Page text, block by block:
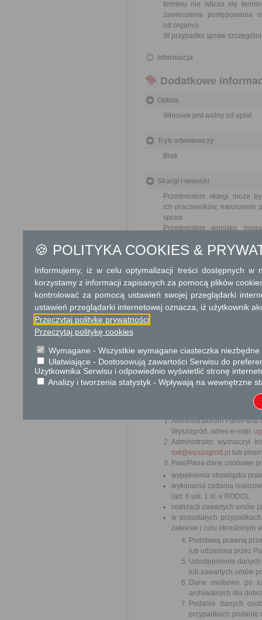
terminu nie wlicza się
zawieszenia postępowania
od organu).
W przypadku spraw
Informacja
Dodatkowe
Opłata
Wniosek jest wolny od opłat.
Tryb odwoławczy
Brak
Skargi i wnioski
Przedmiotem skargi może
ich pracowników, naruszenie
spraw.
Przedmiotem wniosku
Organ właściwy dla
Podstawa prawna
Ustawa z dnia 23
Ustawa z dnia 21
KLAUZULA INFORMACYJNA
Realizując obowiązek
27.04.2016 r. w sprawie
takich danych oraz uchylenia
Administratorem Pani/Pana
Wyszogród, adres e-mail:
Administrator wyznaczył
iod@wyszogrod.pl
lub
Pani/Pana dane osobowe
wypełnienia obowiązku
wykonania zadania
(art. 6 ust. 1 lit. e RODO),
realizacji zawartych umów
w pozostałych
zakresie i celu określonym
Podstawą prawną
lub udzielona przez
Udostępnienie
lub zawartych umów
Dane osobowe po
archiwalnych dla
Podanie danych
przypadkach podanie
🍪 POLITYKA COOKIES &
Informujemy, iż w celu optymalizacji treści dostępnych w
korzystamy z informacji zapisanych za pomocą plików
kontrolować za pomocą ustawień swojej przeglądarki
ustawień przeglądarki internetowej oznacza, iż użytkownik
Przeczytaj politykę prywatności
Przeczytaj politykę cookies
Wymagane - Wszystkie wymagane ciasteczka
Ułatwiające - Dostosowują zawartości Serwisu do
Użytkownika Serwisu i odpowiednio wyświetlić stronę
Analizy i tworzenia statystyk - Wpływają na wewnętrzne